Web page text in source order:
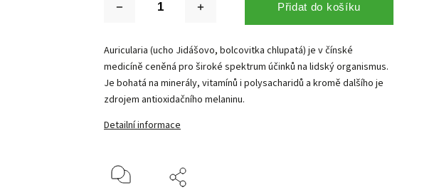
Přidat do košíku
Auricularia (ucho Jidášovo, bolcovitka chlupatá) je v čínské
medicíně ceněná pro široké spektrum účinků na lidský organismus.
Je bohatá na minerály, vitamínů i polysacharidů a kromě dalšího je
zdrojem antioxidačního melaninu.
Detailní informace